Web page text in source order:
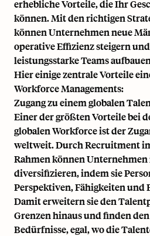
erhebliche Vorteile, die Ihr
können. Mit den richtigen
können Unternehmen neue
operative Effizienz steigern
leistungsstarke Teams
Hier einige zentrale Vorteile
Workforce Managements:
Zugang zu einem globalen
Einer der größten Vorteile bei
globalen Workforce ist der
weltweit. DurchRecruitment
Rahmen können
diversifizieren, indem sie
Perspektiven, Fähigkeiten und
Damit erweitern sie den
Grenzen hinaus und finden
Bedürfnisse, egal, wo die